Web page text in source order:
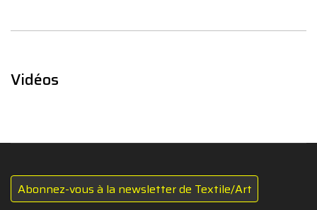
Vidéos
Abonnez-vous à la newsletter de Textile/Art